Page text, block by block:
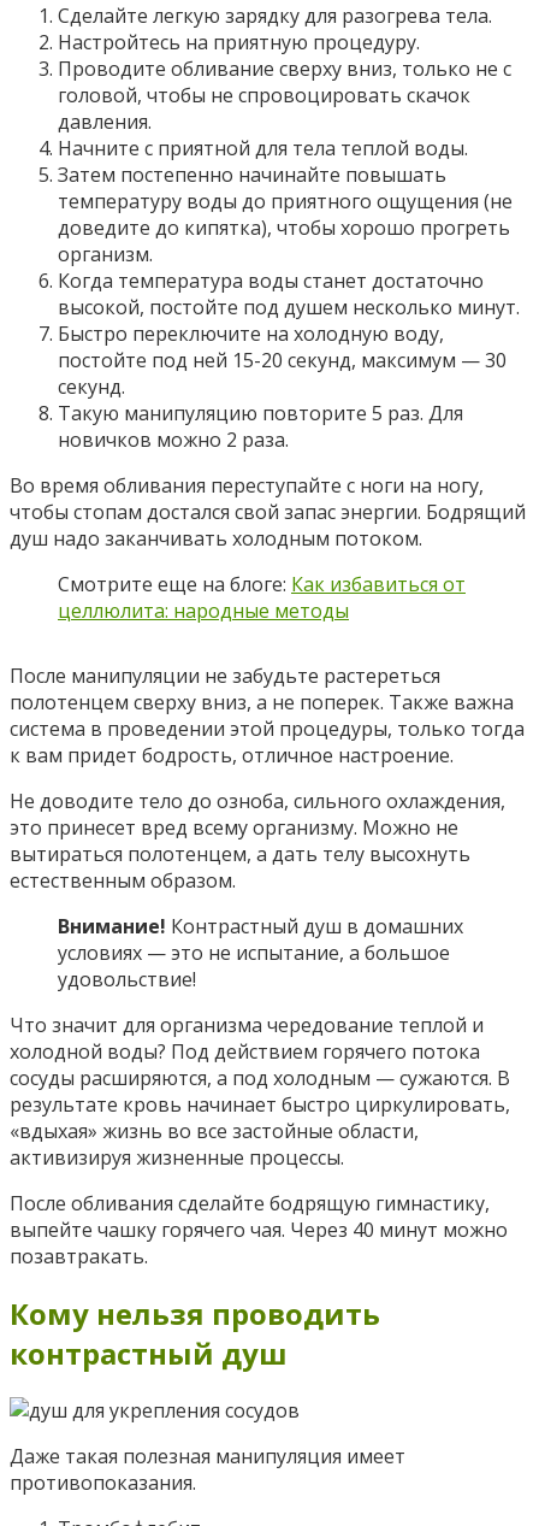
Сделайте легкую зарядку для разогрева тела.
Настройтесь на приятную процедуру.
Проводите обливание сверху вниз, только не с
головой, чтобы не спровоцировать скачок
давления.
Начните с приятной для тела теплой воды.
Затем постепенно начинайте повышать
температуру воды до приятного ощущения (не
доведите до кипятка), чтобы хорошо прогреть
организм.
Когда температура воды станет достаточно
высокой, постойте под душем несколько минут.
Быстро переключите на холодную воду,
постойте под ней 15-20 секунд, максимум — 30
секунд.
Такую манипуляцию повторите 5 раз. Для
новичков можно 2 раза.
Во время обливания переступайте с ноги на ногу,
чтобы стопам достался свой запас энергии. Бодрящий
душ надо заканчивать холодным потоком.
Смотрите еще на блоге: Как избавиться от
целлюлита: народные методы
После манипуляции не забудьте растереться
полотенцем сверху вниз, а не поперек. Также важна
система в проведении этой процедуры, только тогда
к вам придет бодрость, отличное настроение.
Не доводите тело до озноба, сильного охлаждения,
это принесет вред всему организму. Можно не
вытираться полотенцем, а дать телу высохнуть
естественным образом.
Внимание! Контрастный душ в домашних
условиях — это не испытание, а большое
удовольствие!
Что значит для организма чередование теплой и
холодной воды? Под действием горячего потока
сосуды расширяются, а под холодным — сужаются. В
результате кровь начинает быстро циркулировать,
«вдыхая» жизнь во все застойные области,
активизируя жизненные процессы.
После обливания сделайте бодрящую гимнастику,
выпейте чашку горячего чая. Через 40 минут можно
позавтракать.
Кому нельзя проводить
контрастный душ
Даже такая полезная манипуляция имеет
противопоказания.